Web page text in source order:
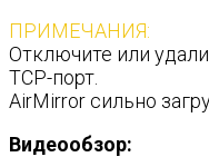
ПРИМЕЧАНИЯ:
Отключите или
TCP-порт.
AirMirror сильно
Видеообзор: